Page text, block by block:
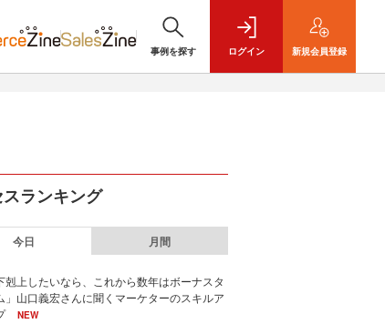
事例を探す ログイン 新規会員登録
ランキング
今日 月間
剋上したいなら、これから数年はボーナスタ
」山口義宏さんに聞くマーケターのスキルア
NEW